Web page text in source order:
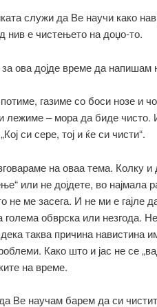
служи да Ве научи како
нив е чистењето на доџо-то.
ова дојде време да напишам
газиме со боси нозе и
лежиме – мора да биде чисто.
си сере, тој и ќе си чисти“.
на оваа тема. Колку и
или не дојдете, во најмала
не ме засега. И не ми е гајле
голема обврска или незгода.
таква причина навистина
Како што и јас не се
на време.
Ве научам барем да си